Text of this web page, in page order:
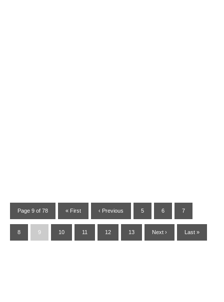
Page 9 of 78 « First ‹ Previous 5 6 7
8 9 10 11 12 13 Next › Last »